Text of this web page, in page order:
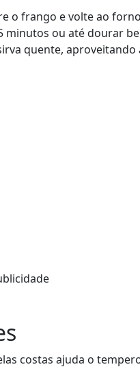
o frango e volte ao
minutos ou até dourar
quente,
costas ajuda o